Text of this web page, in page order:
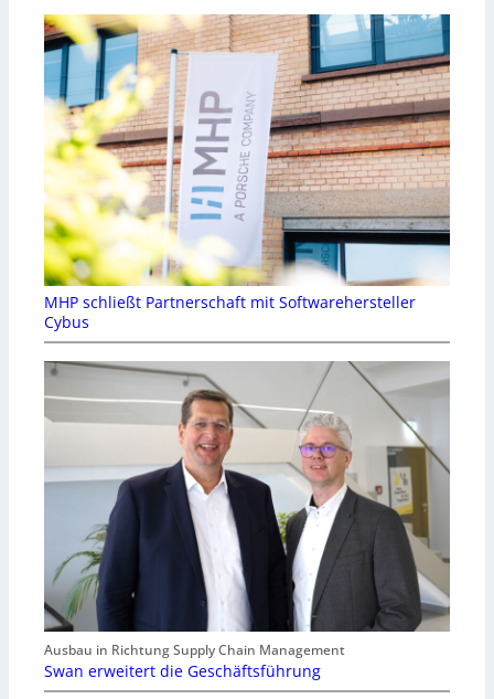
MHP schließt Partnerschaft mit Softwarehersteller
Cybus
Ausbau in Richtung Supply Chain Management
Swan erweitert die Geschäftsführung